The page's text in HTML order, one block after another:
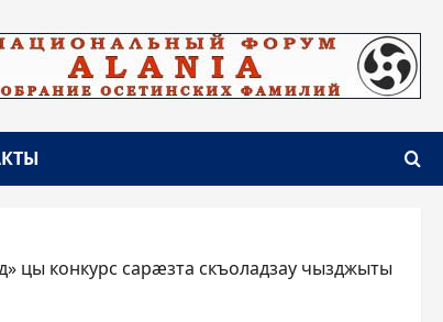
конкурс сарæзта скъоладзау чызджыты